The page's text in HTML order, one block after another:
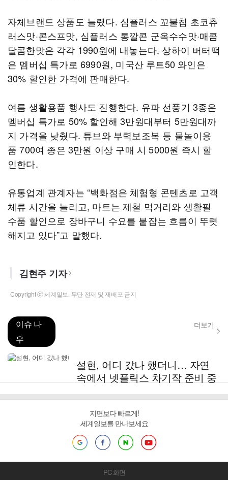
자체브랜드 상품도 늘렸다. 심플러스 꼬불칩 초코츄
러스맛·콘스프맛, 심플러스 통깔콘 군옥수수맛·매콤
달콤한맛은 각각 1990원에 내놓는다. 상하이 버터떡
은 멤버십 특가로 6990원, 미국산 루트50 와인은
30% 할인한 가격에 판매한다.
여름 생활용품 행사도 진행한다. 유파 선풍기 3종은
멤버십 특가로 50% 할인해 3만원대부터 5만원대까
지 가격을 낮췄다. 튜브와 부력보조복 등 물놀이용
품 700여 종은 3만원 이상 구매 시 5000원 즉시 할
인한다.
유통업계 관계자는 “백화점은 체험형 콘텐츠로 고객
체류 시간을 늘리고, 마트는 제철 먹거리와 생활필
수품 할인으로 장바구니 수요를 붙잡는 흐름이 뚜렷
해지고 있다”고 말했다.
김현주 기자
Copyright ⓒ 세계일보. 무단 전재 및 재배포 금지
이슈 나
우
더보기
설현, 어디 갔나 했더니… 자연
속에서 넷플릭스 차기작 준비 중
지면보다 빠르게!
세계일보를 만나보세요
PC 화면